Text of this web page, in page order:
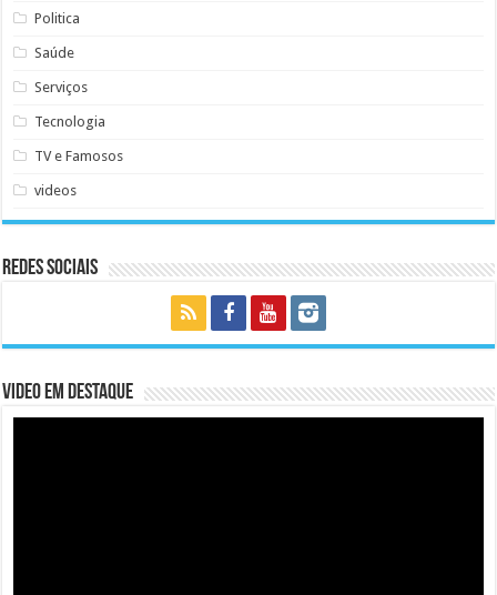
Politica
Saúde
Serviços
Tecnologia
TV e Famosos
videos
Redes Sociais
Video em Destaque